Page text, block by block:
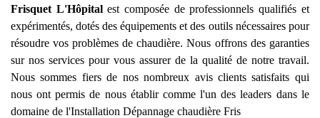
Frisquet L'Hôpitalest composée de professionnels qualifiés et
expérimentés, dotés des équipements et des outils nécessaires pour
résoudre vos problèmes de chaudière. Nous offrons des garanties
sur nos services pour vous assurer de la qualité de notre travail.
Nous sommes fiers de nos nombreux avis clients satisfaits qui
nous ont permis de nous établir comme l'un des leaders dans le
domaine de l'Installation Dépannage chaudière Fris